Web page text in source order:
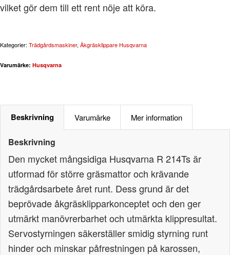
vilket gör dem till ett rent nöje att köra.
Kategorier: Trädgårdsmaskiner, Åkgräsklippare Husqvarna
Varumärke: Husqvarna
Beskrivning Varumärke Mer information
Beskrivning
Den mycket mångsidiga Husqvarna R 214Ts är
utformad för större gräsmattor och krävande
trädgårdsarbete året runt. Dess grund är det
beprövade åkgräsklipparkonceptet och den ger
utmärkt manövrerbarhet och utmärkta klippresultat.
Servostyrningen säkerställer smidig styrning runt
hinder och minskar påfrestningen på karossen,